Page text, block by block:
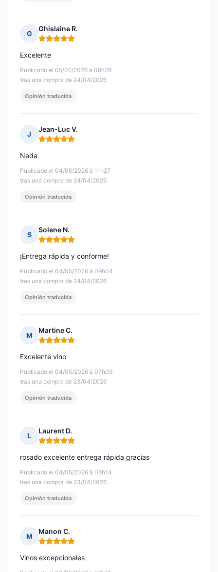
G
Ghislaine R.
Nota: 5 de 5
Publicado el 05/05/2026 à 08h28
tras una compra de 24/04/2026
Excelente
Opinión traducida
J
Jean-Luc V.
Nota: 5 de 5
Publicado el 04/05/2026 à 11h27
tras una compra de 24/04/2026
Nada
Opinión traducida
S
Solene N.
Nota: 5 de 5
Publicado el 04/05/2026 à 09h04
tras una compra de 24/04/2026
¡Entrega rápida y conforme!
Opinión traducida
M
Martine C.
Nota: 5 de 5
Publicado el 04/05/2026 à 07h09
tras una compra de 23/04/2026
Excelente vino
Opinión traducida
L
Laurent D.
Nota: 5 de 5
Publicado el 04/05/2026 à 06h14
tras una compra de 23/04/2026
rosado excelente entrega rápida gracias
Opinión traducida
M
Manon C.
Nota: 5 de 5
Vinos excepcionales